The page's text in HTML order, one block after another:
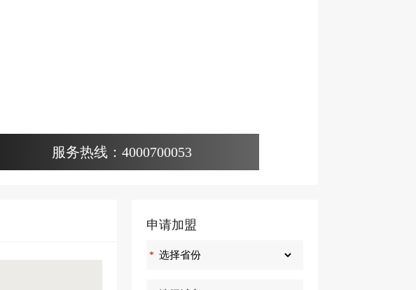
服务热线：4000700053
申请加盟